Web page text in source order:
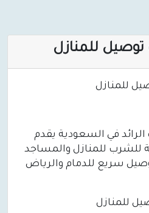
للمنازل
للمنازل
الرائد في السعودية يقدم
للمنازل والمساجد
سريع للدمام والرياض
للمنازل